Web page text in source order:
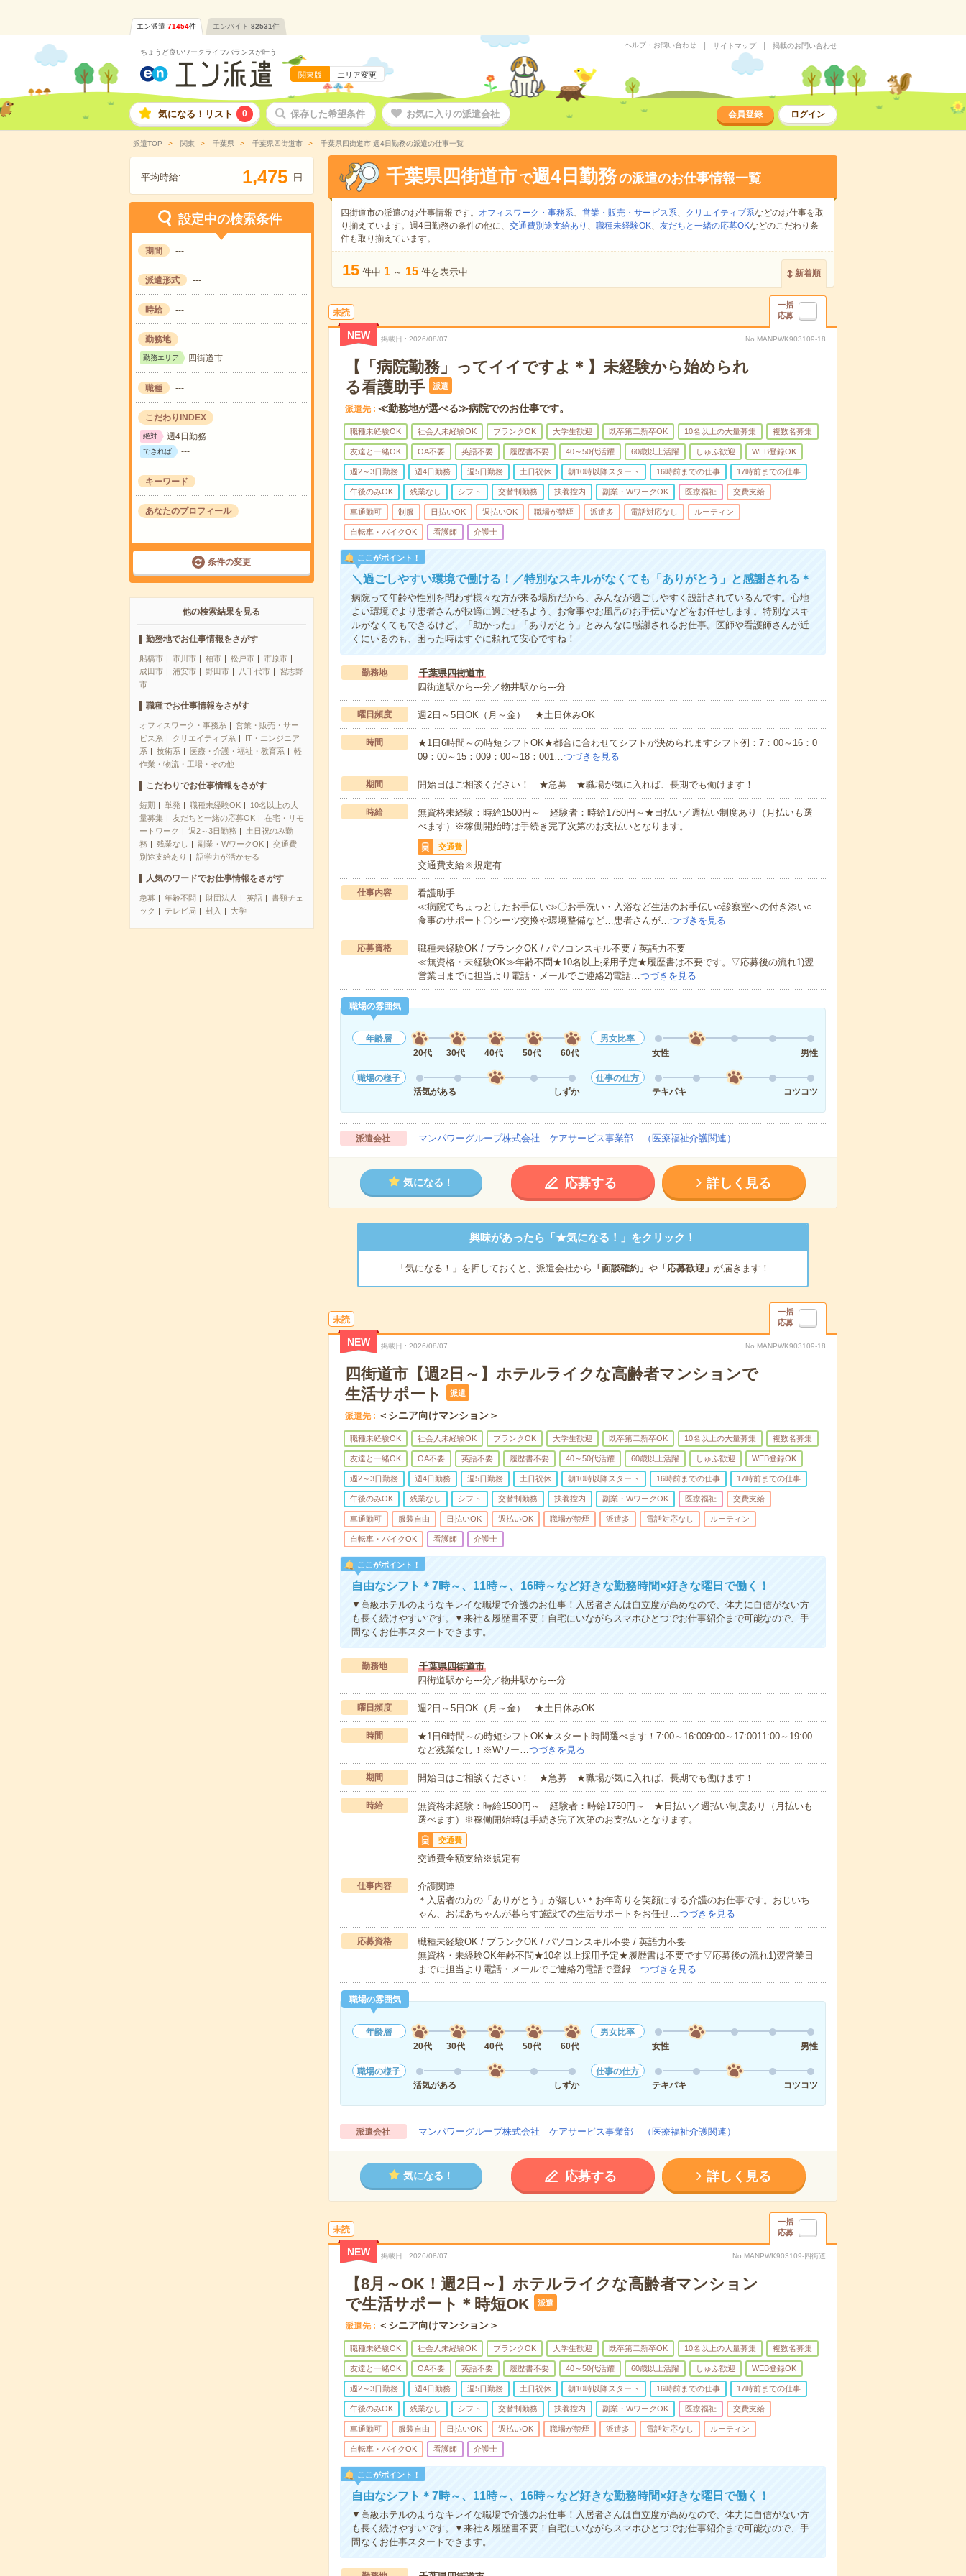
エン派遣 71454件 エンバイト 82531件
ちょうど良いワークライフバランスが叶う
関東版 エリア変更
ヘルプ・お問い合わせ サイトマップ 掲載のお問い合わせ
気になる！リスト 0 保存した希望条件 お気に入りの派遣会社 会員登録 ログイン
派遣TOP 関東 千葉県 千葉県四街道市 千葉県四街道市 週4日勤務の派遣の仕事一覧
平均時給: 1,475 円
設定中の検索条件
期間 ---
派遣形式 ---
時給 ---
勤務地
勤務エリア 四街道市
職種 ---
こだわりINDEX
絶対 週4日勤務
できれば ---
キーワード ---
あなたのプロフィール
---
条件の変更
他の検索結果を見る
勤務地でお仕事情報をさがす
船橋市 市川市 柏市 松戸市
市原市
成田市
浦安市 野田市 八千代市
習志野
市
職種でお仕事情報をさがす
オフィスワーク・事務系
営業・販売・サー
ビス系
クリエイティブ系
IT・エンジニア
系
技術系 医療・介護・福祉・教育系
軽
作業・物流・工場・その他
こだわりでお仕事情報をさがす
短期 単発 職種未経験OK
10名以上の大
量募集
友だちと一緒の応募OK
在宅・リモ
ートワーク
週2～3日勤務
土日祝のみ勤
務
残業なし 副業・WワークOK
交通費
別途支給あり
語学力が活かせる
人気のワードでお仕事情報をさがす
急募 年齢不問 財団法人 英語
書類チェ
ック
テレビ局 封入 大学
千葉県四街道市 で週4日勤務の派遣のお仕事情報一覧
四街道市の派遣のお仕事情報です。 オフィスワーク・事務系、 営業・販売・サービス系、 クリエイティブ系などのお仕事を取
り揃えています。週4日勤務の条件の他に、 交通費別途支給あり 、 職種未経験OK、 友だちと一緒の応募OKなどのこだわり条
件も取り揃えています。
15 件中 1 ～ 15 件を表示中 新着順
未読
一括
応募
NEW 掲載日 2026/08/07 No.MANPWK903109-18
【「病院勤務」ってイイですよ＊】未経験から始められ
る看護助手
派遣
派遣先 ≪勤務地が選べる≫病院でのお仕事です。
職種未経験OK 社会人未経験OK ブランクOK 大学生歓迎 既卒第二新卒OK 10名以上の大量募集 複数名募集
友達と一緒OK OA不要 英語不要 履歴書不要 40～50代活躍 60歳以上活躍 しゅふ歓迎 WEB登録OK
週2～3日勤務 週4日勤務 週5日勤務 土日祝休 朝10時以降スタート 16時前までの仕事 17時前までの仕事
午後のみOK 残業なし シフト 交替制勤務 扶養控内 副業・WワークOK 医療福祉 交費支給
車通勤可 制服 日払いOK 週払いOK 職場が禁煙 派遣多 電話対応なし ルーティン
自転車・バイクOK 看護師 介護士
ここがポイント！
＼過ごしやすい環境で働ける！／特別なスキルがなくても「ありがとう」と感謝される＊
病院って年齢や性別を問わず様々な方が来る場所だから、みんなが過ごしやすく設計されているんです。心地
よい環境でより患者さんが快適に過ごせるよう、お食事やお風呂のお手伝いなどをお任せします。特別なスキ
ルがなくてもできるけど、「助かった」「ありがとう」とみんなに感謝されるお仕事。医師や看護師さんが近
くにいるのも、困った時はすぐに頼れて安心ですね！
勤務地
千葉県四街道市
四街道駅から---分／物井駅から---分
曜日頻度 週2日～5日OK（月～金） ★土日休みOK
時間
★1日6時間～の時短シフトOK★都合に合わせてシフトが決められますシフト例：7：00～16：0
09：00～15：009：00～18：001…つづきを見る
期間 開始日はご相談ください！ ★急募 ★職場が気に入れば、長期でも働けます！
時給
無資格未経験：時給1500円～ 経験者：時給1750円～★日払い／週払い制度あり（月払いも選
べます）※稼働開始時は手続き完了次第のお支払いとなります。
交通費
交通費支給※規定有
仕事内容
看護助手
≪病院でちょっとしたお手伝い≫〇お手洗い・入浴など生活のお手伝い○診察室への付き添い○
食事のサポート〇シーツ交換や環境整備など…患者さんが…つづきを見る
応募資格
職種未経験OK / ブランクOK / パソコンスキル不要 / 英語力不要
≪無資格・未経験OK≫年齢不問★10名以上採用予定★履歴書は不要です。▽応募後の流れ1)翌
営業日までに担当より電話・メールでご連絡2)電話…つづきを見る
職場の雰囲気
年齢層
20代
30代 40代 50代 60代
男女比率
女性
男性
職場の様子
活気がある
しずか
仕事の仕方
テキパキ
コツコツ
派遣会社 マンパワーグループ株式会社 ケアサービス事業部 （医療福祉介護関連）
気になる！ 応募する 詳しく見る
興味があったら「★気になる！」をクリック！
「気になる！」を押しておくと、派遣会社から 「面談確約」 や「応募歓迎」 が届きます！
未読
一括
応募
NEW 掲載日 2026/08/07 No.MANPWK903109-18
四街道市【週2日～】ホテルライクな高齢者マンションで
生活サポート
派遣
派遣先 ＜シニア向けマンション＞
職種未経験OK 社会人未経験OK ブランクOK 大学生歓迎 既卒第二新卒OK 10名以上の大量募集 複数名募集
友達と一緒OK OA不要 英語不要 履歴書不要 40～50代活躍 60歳以上活躍 しゅふ歓迎 WEB登録OK
週2～3日勤務 週4日勤務 週5日勤務 土日祝休 朝10時以降スタート 16時前までの仕事 17時前までの仕事
午後のみOK 残業なし シフト 交替制勤務 扶養控内 副業・WワークOK 医療福祉 交費支給
車通勤可 服装自由 日払いOK 週払いOK 職場が禁煙 派遣多 電話対応なし ルーティン
自転車・バイクOK 看護師 介護士
ここがポイント！
自由なシフト＊7時～、11時～、16時～など好きな勤務時間×好きな曜日で働く！
▼高級ホテルのようなキレイな職場で介護のお仕事！入居者さんは自立度が高めなので、体力に自信がない方
も長く続けやすいです。▼来社＆履歴書不要！自宅にいながらスマホひとつでお仕事紹介まで可能なので、手
間なくお仕事スタートできます。
勤務地
千葉県四街道市
四街道駅から---分／物井駅から---分
曜日頻度 週2日～5日OK（月～金） ★土日休みOK
時間
★1日6時間～の時短シフトOK★スタート時間選べます！7:00～16:009:00～17:0011:00～19:00
など残業なし！※Wワー…つづきを見る
期間 開始日はご相談ください！ ★急募 ★職場が気に入れば、長期でも働けます！
時給
無資格未経験：時給1500円～ 経験者：時給1750円～ ★日払い／週払い制度あり（月払いも
選べます）※稼働開始時は手続き完了次第のお支払いとなります。
交通費
交通費全額支給※規定有
仕事内容
介護関連
＊入居者の方の「ありがとう」が嬉しい＊お年寄りを笑顔にする介護のお仕事です。おじいち
ゃん、おばあちゃんが暮らす施設での生活サポートをお任せ…つづきを見る
応募資格
職種未経験OK / ブランクOK / パソコンスキル不要 / 英語力不要
無資格・未経験OK年齢不問★10名以上採用予定★履歴書は不要です▽応募後の流れ1)翌営業日
までに担当より電話・メールでご連絡2)電話で登録…つづきを見る
職場の雰囲気
年齢層
20代
30代 40代 50代 60代
男女比率
女性
男性
職場の様子
活気がある
しずか
仕事の仕方
テキパキ
コツコツ
派遣会社 マンパワーグループ株式会社 ケアサービス事業部 （医療福祉介護関連）
気になる！ 応募する 詳しく見る
未読
一括
応募
NEW 掲載日 2026/08/07 No.MANPWK903109-四街道
【8月～OK！週2日～】ホテルライクな高齢者マンション
で生活サポート＊時短OK
派遣
派遣先 ＜シニア向けマンション＞
職種未経験OK 社会人未経験OK ブランクOK 大学生歓迎 既卒第二新卒OK 10名以上の大量募集 複数名募集
友達と一緒OK OA不要 英語不要 履歴書不要 40～50代活躍 60歳以上活躍 しゅふ歓迎 WEB登録OK
週2～3日勤務 週4日勤務 週5日勤務 土日祝休 朝10時以降スタート 16時前までの仕事 17時前までの仕事
午後のみOK 残業なし シフト 交替制勤務 扶養控内 副業・WワークOK 医療福祉 交費支給
車通勤可 服装自由 日払いOK 週払いOK 職場が禁煙 派遣多 電話対応なし ルーティン
自転車・バイクOK 看護師 介護士
ここがポイント！
自由なシフト＊7時～、11時～、16時～など好きな勤務時間×好きな曜日で働く！
▼高級ホテルのようなキレイな職場で介護のお仕事！入居者さんは自立度が高めなので、体力に自信がない方
も長く続けやすいです。▼来社＆履歴書不要！自宅にいながらスマホひとつでお仕事紹介まで可能なので、手
間なくお仕事スタートできます。